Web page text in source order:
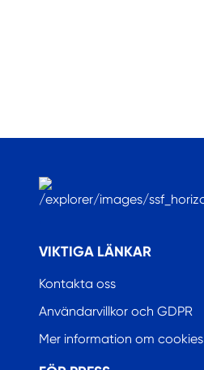
VIKTIGA LÄNKAR
Kontakta oss
Användarvillkor och GDPR
Mer information om cookies